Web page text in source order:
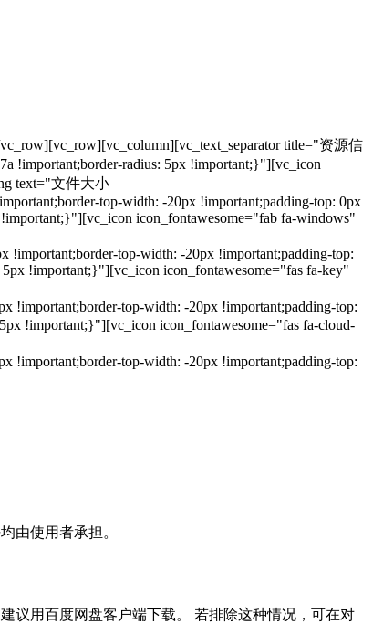
title="资源信
!important;border-radius: 5px !important;}"][vc_icon
text="文件大小
top-width: -20px !important;padding-top: 0px
icon_fontawesome="fab fa-windows"
!important;border-top-width: -20px !important;padding-top:
!important;}"][vc_icon icon_fontawesome="fas fa-key"
!important;border-top-width: -20px !important;padding-top:
!important;}"][vc_icon icon_fontawesome="fas fa-cloud-
!important;border-top-width: -20px !important;padding-top:
由使用者承担。
议用百度网盘客户端下载。 若排除这种情况，可在对